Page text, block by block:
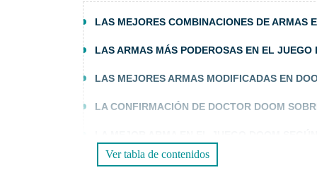
LAS MEJORES COMBINACIONES DE ARMAS
LAS ARMAS MÁS PODEROSAS EN EL
LAS MEJORES ARMAS MODIFICADAS EN
LA CONFIRMACIÓN DE DOCTOR DOOM
LISTA DE NIVELES DE ARMAS EN MIGHTY
Ver tabla de contenidos